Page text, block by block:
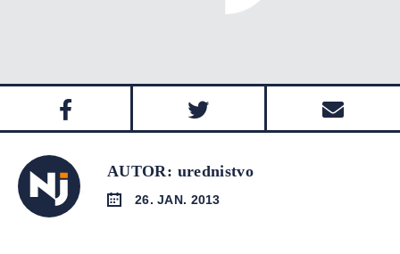
AUTOR: urednistvo
26. JAN. 2013